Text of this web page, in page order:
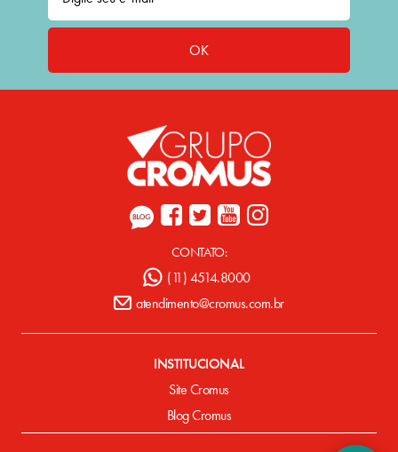
OK
CONTATO:
(11) 4514.8000
atendimento@cromus.com.br
INSTITUCIONAL
Site Cromus
Blog Cromus